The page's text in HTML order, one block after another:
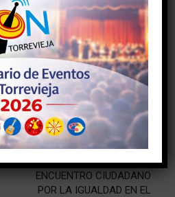
Twitter
Artículo siguiente
EL MIÉRCOLES, 6 DE
OCTUBRE, A LAS 18:00
HORAS, TENDRÁ LUGAR UN
ENCUENTRO CIUDADANO
POR LA IGUALDAD EN EL